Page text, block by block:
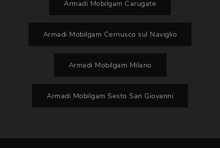
Armadi Mobilgam Carugate
Armadi Mobilgam Cernusco sul Naviglio
Armadi Mobilgam Milano
Armadi Mobilgam Sesto San Giovanni